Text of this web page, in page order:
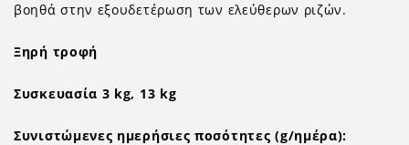
βοηθά στην εξουδετέρωση των ελεύθερων ριζών.
Ξηρή τροφή
Συσκευασία 3 kg, 13 kg
Συνιστώμενες ημερήσιες ποσότητες (g/ημέρα):